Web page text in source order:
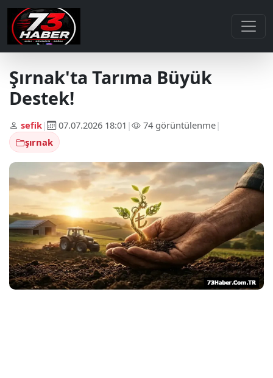
Şırnak'ta Tarıma Büyük
Destek!
sefik| 07.07.2026 18:01 | 74 görüntülenme|
şırnak